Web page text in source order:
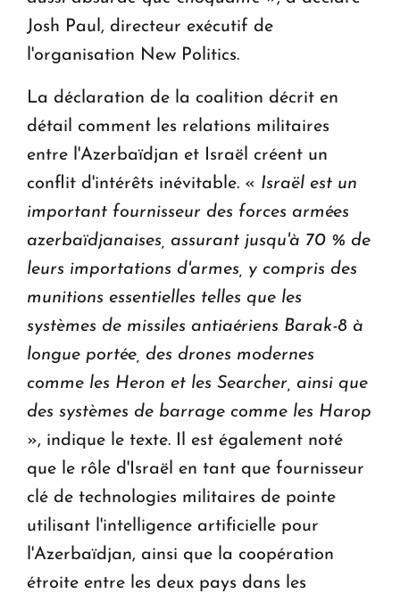
Josh Paul, directeur exécutif de
l'organisation New Politics.
La déclaration de la coalition décrit en
détail comment les relations militaires
entre l'Azerbaïdjan et Israël créent un
conflit d'intérêts inévitable. « Israël est un
important fournisseur des forces armées
azerbaïdjanaises, assurant jusqu'à 70 % de
leurs importations d'armes, y compris des
munitions essentielles telles que les
systèmes de missiles antiaériens Barak-8 à
longue portée, des drones modernes
comme les Heron et les Searcher, ainsi que
des systèmes de barrage comme les Harop
», indique le texte. Il est également noté
que le rôle d'Israël en tant que fournisseur
clé de technologies militaires de pointe
utilisant l'intelligence artificielle pour
l'Azerbaïdjan, ainsi que la coopération
étroite entre les deux pays dans les